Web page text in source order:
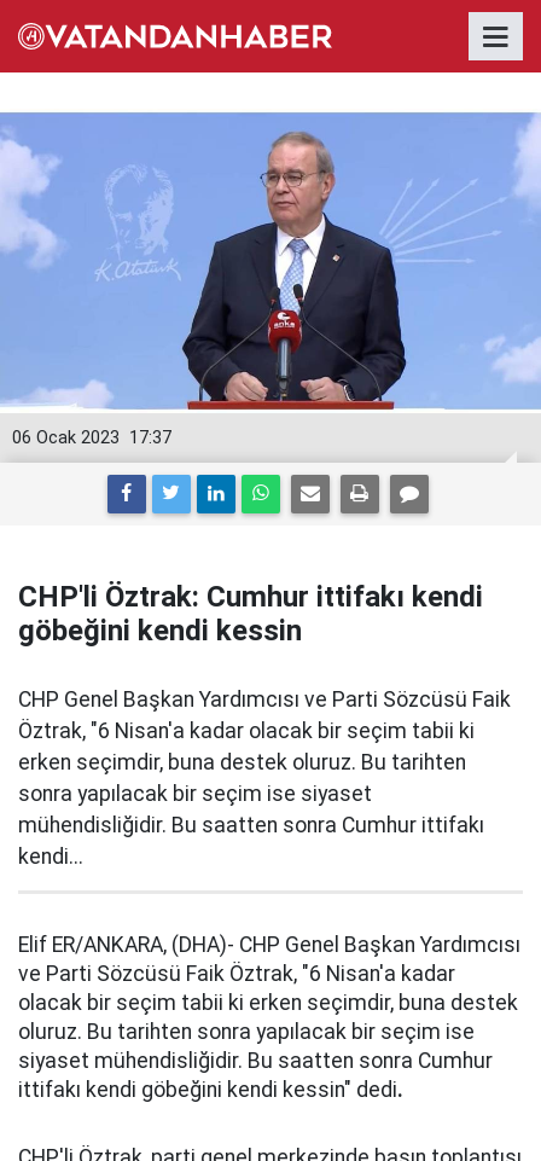
17:37
06 Ocak 2023
CHP'li Öztrak: Cumhur ittifakı kendi
göbeğini kendi kessin
CHP Genel Başkan Yardımcısı ve Parti Sözcüsü Faik
Öztrak, "6 Nisan'a kadar olacak bir seçim tabii ki
erken seçimdir, buna destek oluruz. Bu tarihten
sonra yapılacak bir seçim ise siyaset
mühendisliğidir. Bu saatten sonra Cumhur ittifakı
kendi...
Elif ER/ANKARA, (DHA)- CHP Genel Başkan Yardımcısı
ve Parti Sözcüsü Faik Öztrak, "6 Nisan'a kadar
olacak bir seçim tabii ki erken seçimdir, buna destek
oluruz. Bu tarihten sonra yapılacak bir seçim ise
siyaset mühendisliğidir. Bu saatten sonra Cumhur
ittifakı kendi göbeğini kendi kessin" dedi.